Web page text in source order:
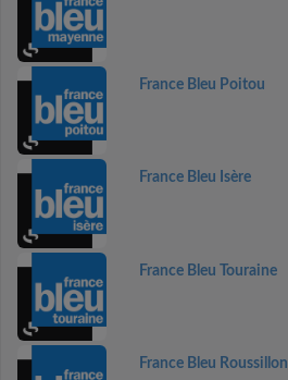
France Bleu Poitou
France Bleu Isère
France Bleu Touraine
France Bleu Roussillon